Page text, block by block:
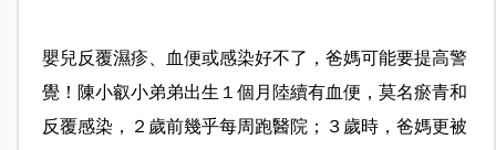
嬰兒反覆濕疹、血便或感染好不了，爸媽可能要提高警
覺！陳小叡小弟弟出生１個月陸續有血便，莫名瘀青和
反覆感染，２歲前幾乎每周跑醫院；３歲時，爸媽更被